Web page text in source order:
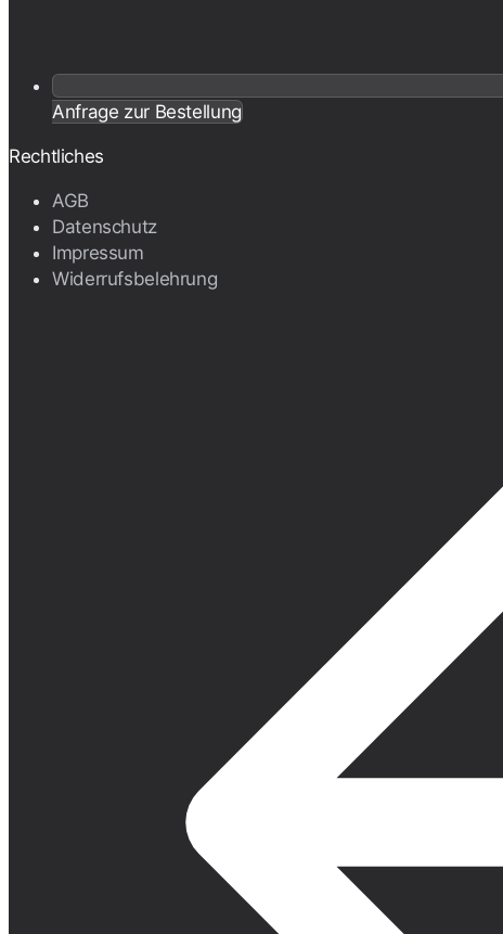
Anfrage zur Bestellung
Rechtliches
AGB
Datenschutz
Impressum
Widerrufsbelehrung